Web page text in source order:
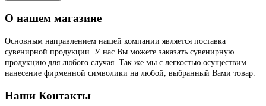
О нашем магазине
Основным направлением нашей компании является поставка
сувенирной продукции. У нас Вы можете заказать сувенирную
продукцию для любого случая. Так же мы с легкостью осуществим
нанесение фирменной символики на любой, выбранный Вами товар.
Наши Контакты